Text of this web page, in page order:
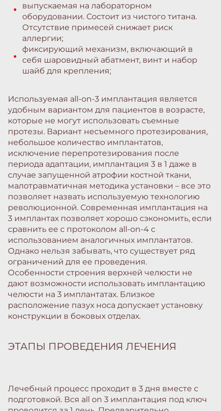
выпускаемая на лабораторном
оборудовании. Состоит из чистого титана.
Отсутствие примесей снижает риск
аллергии;
фиксирующий механизм, включающий в
себя шаровидный абатмент, винт и набор
шайб для крепления;
Используемая all-on-3 имплантация является
удобным вариантом для пациентов в возрасте,
которые не могут использовать съемные
протезы. Вариант несъемного протезирования,
небольшое количество имплантатов,
исключение перепротезирования после
периода адаптации, имплантация 3 в 1 даже в
случае запущенной атрофии костной ткани,
малотравматичная методика установки – все это
позволяет назвать используемую технологию
революционной. Современная имплантация на
3 имплантах позволяет хорошо сэкономить, если
сравнить ее с протоколом all-on-4 с
использованием аналогичных имплантатов.
Однако нельзя забывать, что существует ряд
ограничений для ее проведения.
Особенности строения верхней челюсти не
дают возможности использовать имплантацию
челюсти на 3 имплантатах. Близкое
расположение пазух носа допускает установку
конструкции в боковых отделах.
ЭТАПЫ ПРОВЕДЕНИЯ ЛЕЧЕНИЯ
Лечебный процесс проходит в 3 дня вместе с
подготовкой. Вся all on 3 имплантация под ключ